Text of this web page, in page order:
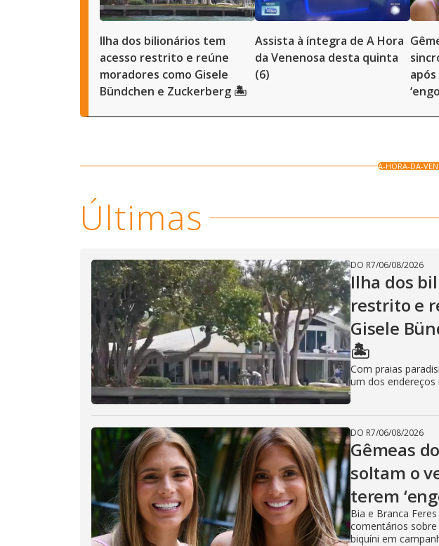
Ilha dos bilionários tem
acesso restrito e reúne
moradores como Gisele
Bündchen e Zuckerberg 🏝️
Assista à íntegra de A Hora
da Venenosa desta quinta
(6)
A-HORA-DA-
Últimas
DO R7/06/08/2026
Ilha dos
restrito e
Gisele
🏝️
Com praias
um dos
DO R7/06/08/2026
Gêmeas
soltam o
terem
Bia e Branca
comentários
biquíni em